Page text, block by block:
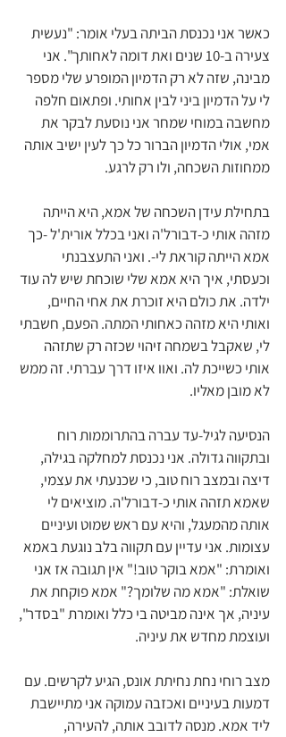
כאשר אני נכנסת הביתה בעלי אומר: "נעשית
צעירה ב-10 שנים ואת דומה לאחותך". אני
מבינה, שזה לא רק הדמיון המופרע שלי מספר
לי על הדמיון ביני לבין אחותי. ופתאום חלפה
מחשבה במוחי שמחר אני נוסעת לבקר את
אמי, אולי הדמיון הברור כל כך לעין ישיב אותה
ממחוזות השכחה, ולו רק לרגע.
בתחילת עידן השכחה של אמא, היא הייתה
מזהה אותי כ-דבורל'ה ואני בכלל אורית'ל -כך
אמא הייתה קוראת לי-. ואני התעצבנתי
וכעסתי, איך היא אמא שלי שוכחת שיש לה עוד
ילדה. את כולם היא זוכרת את אחי החיים,
ואותי היא מזהה כאחותי המתה. הפעם, חשבתי
לי, שאקבל בשמחה זיהוי שכזה רק שתזהה
אותי כשייכת לה. ואוו איזו דרך עברתי. זה ממש
לא מובן מאליו.
הנסיעה לגיל-עד עברה בהתרוממות רוח
ובתקווה גדולה. אני נכנסת למחלקה בגילה,
דיצה ובמצב רוח טוב, כי שכנעתי את עצמי,
שאמא תזהה אותי כ-דבורל'ה. מוציאים לי
אותה מהמעגל, והיא עם ראש שמוט ועיניים
עצומות. אני עדיין עם תקווה בלב נוגעת באמא
ואומרת: "אמא בוקר טוב!" אין תגובה אז אני
שואלת: "אמא מה שלומך?" אמא פוקחת את
עיניה, אך אינה מביטה בי כלל ואומרת "בסדר",
ועוצמת מחדש את עיניה.
מצב רוחי נחת נחיתת אונס, הגיע לקרשים. עם
דמעות בעיניים ואכזבה עמוקה אני מתיישבת
ליד אמא. מנסה לדובב אותה, להעירה,